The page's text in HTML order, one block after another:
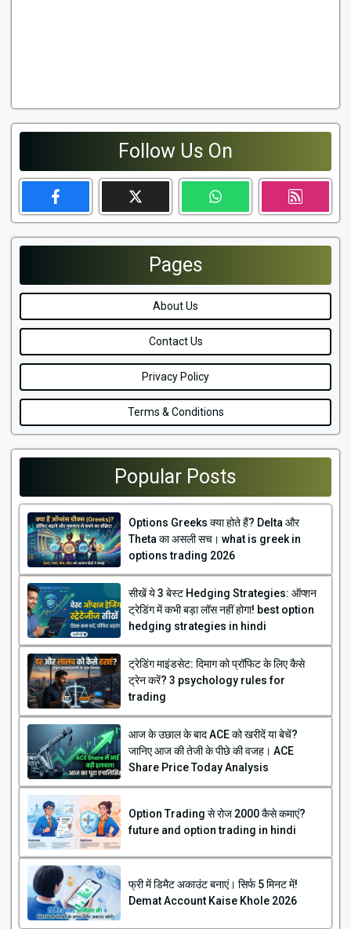
Follow Us On
Pages
About Us
Contact Us
Privacy Policy
Terms & Conditions
Popular Posts
Options Greeks क्या होते हैं? Delta और
Theta का असली सच। what is greek in
options trading 2026
सीखें ये 3 बेस्ट Hedging Strategies: ऑप्शन
ट्रेडिंग में कभी बड़ा लॉस नहीं होगा! best option
hedging strategies in hindi
ट्रेडिंग माइंडसेट: दिमाग को प्रॉफिट के लिए कैसे
ट्रेन करें? 3 psychology rules for
trading
आज के उछाल के बाद ACE को खरीदें या बेचें?
जानिए आज की तेजी के पीछे की वजह। ACE
Share Price Today Analysis
Option Trading से रोज ₹2000 कैसे कमाएं?
future and option trading in hindi
फ्री में डिमैट अकाउंट बनाएं। सिर्फ 5 मिनट में!
Demat Account Kaise Khole 2026